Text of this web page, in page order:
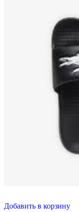
Добавить в корзину